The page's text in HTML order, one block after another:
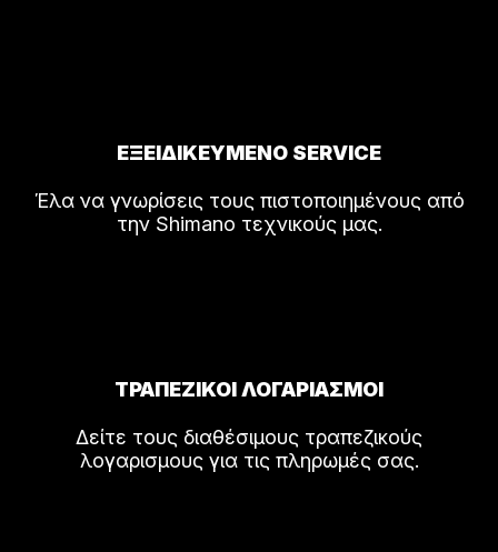
ΕΞΕΙΔΙΚΕΥΜΕΝΟ SERVICE
Έλα να γνωρίσεις τους πιστοποιημένους από
την Shimano τεχνικούς μας.
ΤΡΑΠΕΖΙΚΟΙ ΛΟΓΑΡΙΑΣΜΟΙ
Δείτε τους διαθέσιμους τραπεζικούς
λογαρισμους για τις πληρωμές σας.